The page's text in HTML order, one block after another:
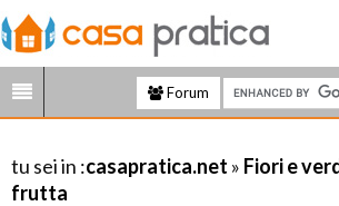
Forum
tu sei in :casapratica.net » Fiori e
frutta